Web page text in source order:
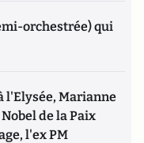
orchestrée) qui
l'Elysée, Marianne
de la Paix
l'ex PM